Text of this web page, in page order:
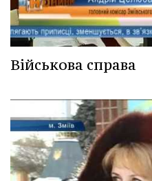
Військова справа